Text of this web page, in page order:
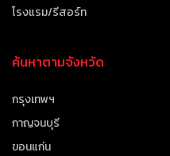
โรงแรม/รีสอร์ท
ค้นหาตามจังหวัด
กรุงเทพฯ
กาญจนบุรี
ขอนแก่น